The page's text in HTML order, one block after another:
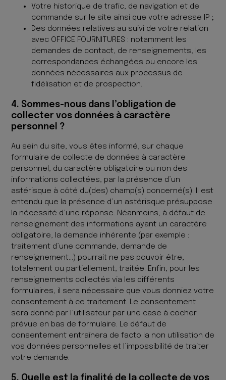
Votre historique de trafic, de navigation et de
commande sur le site ainsi que votre adresse IP ;
Des données relatives au suivi de votre relation
avec OFFICE FOURNITURES : notamment les
demandes de contact, de renseignements, les
correspondances échangées ou encore les
données nécessaires aux processus de
fidélisation et de prospection.
4. Sommes-nous dans l’obligation de
collecter vos données à caractère
personnel ?
Au sein du site, vous êtes informé, sur chaque
formulaire de collecte de données à caractère
personnel, du caractère obligatoire ou non des
informations collectées, par la présence d’un
astérisque à côté du(des) champ(s) concerné(s). Il est
entendu que la présence d’un astérisque présuppose
la nécessité d’une réponse. Néanmoins, à défaut de
renseignement des informations ayant un caractère
obligatoire, la demande inhérente (par exemple :
traitement d’une commande, demande de
renseignement…) pourrait ne pas pouvoir être,
totalement ou partiellement, traitée. Enfin, pour les
renseignements collectés via les différents
formulaires, il sera nécessaire que vous donniez votre
consentement à ce traitement. Le consentement
sera donné par l’utilisateur par une case à cocher
prévue en bas de formulaire. Le défaut de
consentement entraînera de facto la non utilisation de
vos données personnelles et l’impossibilité de traiter
votre demande.
5. Quelle est la finalité de la collecte de vos